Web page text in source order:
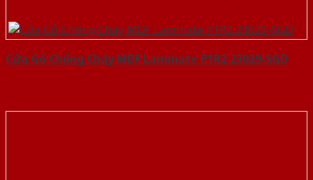
Cửa Gỗ Chống Cháy MDF Laminate P1R2 23029-SGD